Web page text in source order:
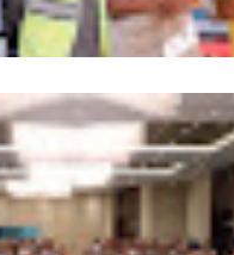
Wapres Gibran
Pastikan Pemulihan